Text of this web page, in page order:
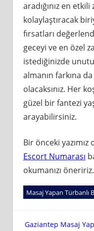
aradığınız en
kolaylaştıracak
fırsatları
geceyi ve en özel
istediğinizde
almanın farkına
olacaksınız. Her
güzel bir fantezi
arayabilirsiniz.
Bir önceki yazımız
Escort Numarası
okumanızı öneririz.
Masaj Yapan Türbanlı
Gaziantep Masaj